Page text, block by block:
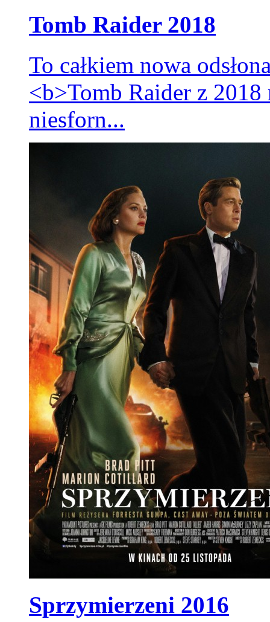
Tomb Raider 2018
To całkiem nowa
<b>Tomb Raider z
niesforn...
Sprzymierzeni 2016